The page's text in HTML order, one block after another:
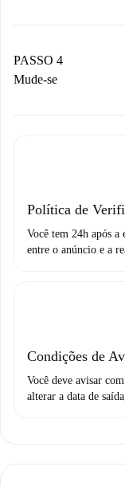
proprietário.
Se recusada:
Débito
PASSO 4
Mude-se
não comunicar
Política de
Você tem 24h após a
entre o anúncio e a
Condições de
Você deve avisar
alterar a data de